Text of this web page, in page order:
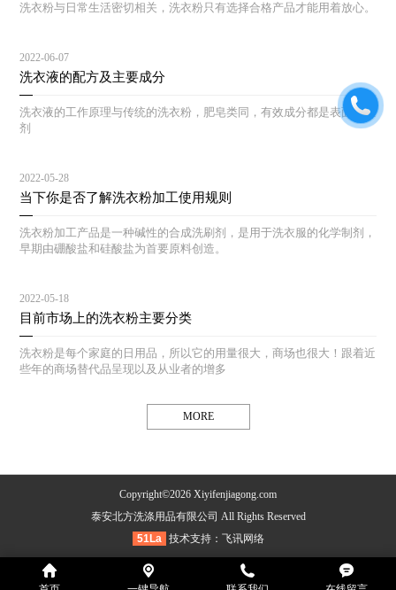
洗衣粉与日常生活密切相关，洗衣粉只有选择合格产品才能用着放心。
2022-06-07
洗衣液的配方及主要成分
洗衣液的工作原理与传统的洗衣粉，肥皂类同，有效成分都是表面活性
剂
2022-05-28
当下你是否了解洗衣粉加工使用规则
洗衣粉加工产品是一种碱性的合成洗刷剂，是用于洗衣服的化学制剂，
早期由硼酸盐和硅酸盐为首要原料创造。
2022-05-18
目前市场上的洗衣粉主要分类
洗衣粉是每个家庭的日用品，所以它的用量很大，商场也很大！跟着近
些年的商场替代品呈现以及从业者的增多
MORE
Copyright©2026 Xiyifenjiagong.com
泰安北方洗涤用品有限公司 All Rights Reserved
51La
技术支持： 飞讯网络